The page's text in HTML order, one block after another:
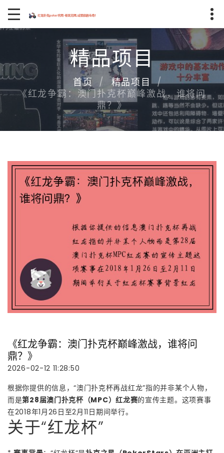
精品项目
首页
精品项目
《红龙争霸：澳门扑克杯巅峰激战，谁将问
鼎？》
《红龙争霸：澳门扑克杯巅峰激战，谁将问
鼎？》
2026-02-12 11:28:50
根据你提供的信息，“澳门扑克杯再战红龙”指的并非某个人物，
而是第28届澳门扑克杯（MPC）红龙赛的宣传主题。这项赛事
在2018年1月26日至2月11日期间举行。
关于“红龙杯”